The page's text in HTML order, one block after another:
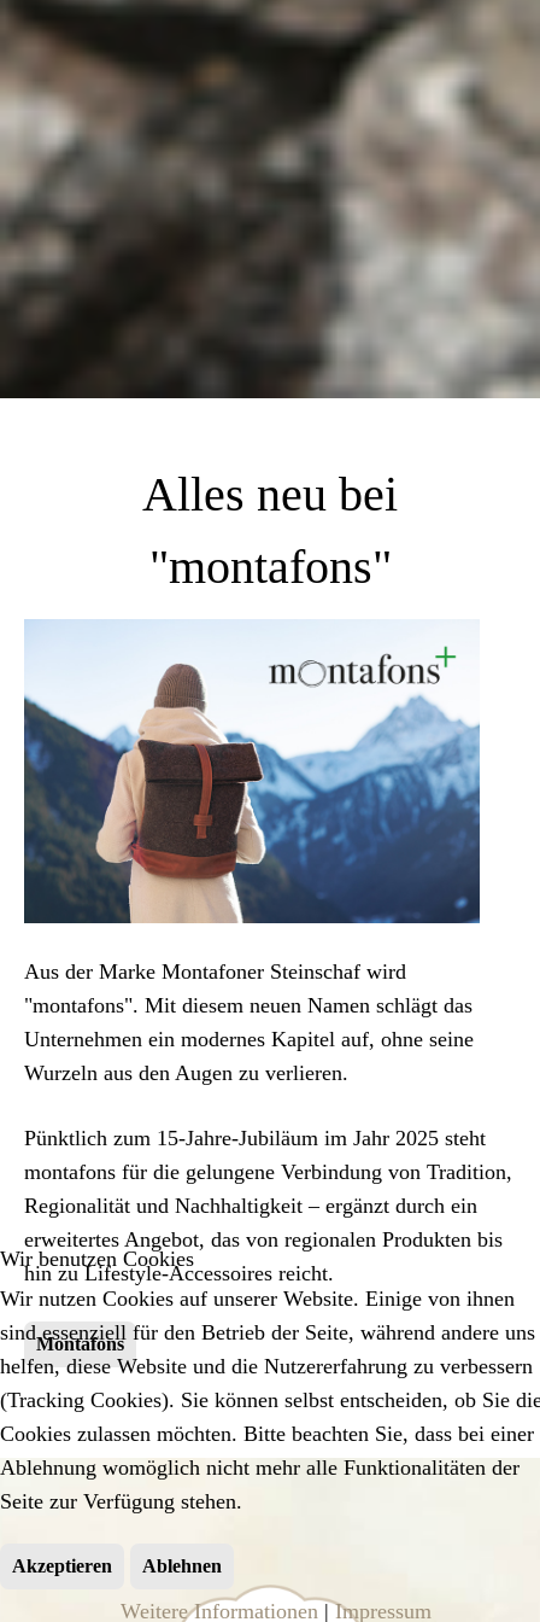
Alles neu bei
"montafons"
Aus der Marke Montafoner Steinschaf wird
"montafons". Mit diesem neuen Namen schlägt das
Unternehmen ein modernes Kapitel auf, ohne seine
Wurzeln aus den Augen zu verlieren.
Pünktlich zum 15-Jahre-Jubiläum im Jahr 2025 steht
montafons für die gelungene Verbindung von Tradition,
Regionalität und Nachhaltigkeit – ergänzt durch ein
erweitertes Angebot, das von regionalen Produkten bis
hin zu Lifestyle-Accessoires reicht.
Montafons
Wir benutzen Cookies
Wir nutzen Cookies auf unserer Website. Einige von ihnen
sind essenziell für den Betrieb der Seite, während andere uns
helfen, diese Website und die Nutzererfahrung zu verbessern
(Tracking Cookies). Sie können selbst entscheiden, ob Sie
Cookies zulassen möchten. Bitte beachten Sie, dass bei einer
Ablehnung womöglich nicht mehr alle Funktionalitäten der
Seite zur Verfügung stehen.
Akzeptieren Ablehnen
Weitere Informationen |Impressum